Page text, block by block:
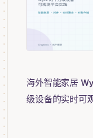
海外智能家居
级设备的实时可